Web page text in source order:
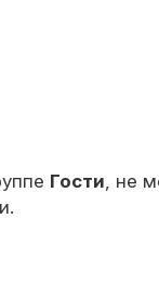
Гости, не